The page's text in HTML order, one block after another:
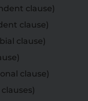
clause)
clause)
clause)
clause)